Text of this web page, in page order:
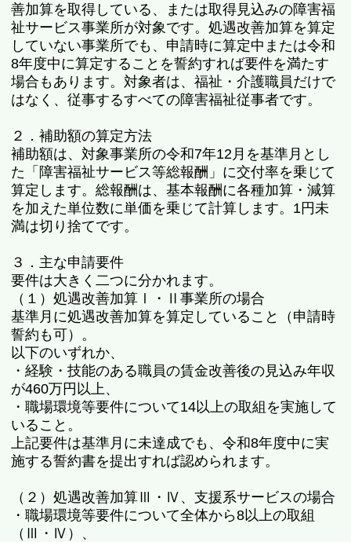
善加算を取得している、または取得見込みの障害福
祉サービス事業所が対象です。処遇改善加算を算定
していない事業所でも、申請時に算定中または令和
8年度中に算定することを誓約すれば要件を満たす
場合もあります。対象者は、福祉・介護職員だけで
はなく、従事するすべての障害福祉従事者です。
２．補助額の算定方法
補助額は、対象事業所の令和7年12月を基準月とし
た「障害福祉サービス等総報酬」に交付率を乗じて
算定します。総報酬は、基本報酬に各種加算・減算
を加えた単位数に単価を乗じて計算します。1円未
満は切り捨てです。
３．主な申請要件
要件は大きく二つに分かれます。
（１）処遇改善加算Ⅰ・Ⅱ事業所の場合
基準月に処遇改善加算を算定していること（申請時
誓約も可）。
以下のいずれか、
・経験・技能のある職員の賃金改善後の見込み年収
が460万円以上、
・職場環境等要件について14以上の取組を実施して
いること。
上記要件は基準月に未達成でも、令和8年度中に実
施する誓約書を提出すれば認められます。
（２）処遇改善加算Ⅲ・Ⅳ、支援系サービスの場合
・職場環境等要件について全体から8以上の取組
（Ⅲ・Ⅳ）、